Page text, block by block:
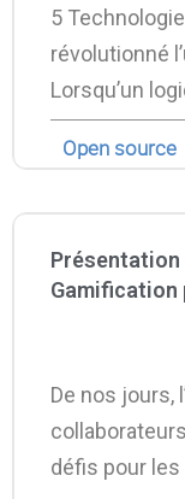
5
révolutionné
Lorsqu’un
Open source
Présentation
Gamification
De nos jours,
défis pour les